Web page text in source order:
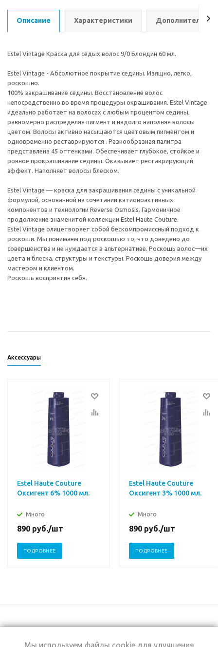
Описание Характеристики Дополнительно
Estel Vintage Краска для седых волос 9/0 Блондин 60 мл.
Estel Vintage - Абсолютное покрытие седины. Изящно, легко,
роскошно.
100% закрашивание седины. Восстановление волос
непосредственно во время процедуры окрашивания. Estel Vintage
идеально работает на волосах с любым процентом седины,
равномерно распределяя пигмент и надолго наполняя волосы
цветом. Волосы активно насыщаются цветовым пигментом и
одновременно реставрируются . Разнообразная палитра
представлена 45 оттенками. Обеспечивает глубокое, стойкое и
ровное прокрашивание седины. Оказывает реставрирующий
эффект. Наполняет волосы блеском.
Estel Vintage — краска для закрашивания седины с уникальной
формулой, основанной на сочетании катионоактивных
компонентов и технологии Reverse Osmosis. Гармоничное
продолжение знаменитой коллекции Estel Haute Couture.
Estel Vintage олицетворяет собой бескомпромиссный подход к
роскоши. Мы понимаем под роскошью то, что доведено до
совершенства и не нуждается в альтернативе. Роскошь волос—их
цвета и блеска, структуры и текстуры. Роскошь доверия между
мастером и клиентом.
Роскошь восприятия себя.
Аксессуары
Estel Haute Couture
Оксигент 6% 1000 мл.
Много
890 руб./шт
ПОДРОБНЕЕ
Estel Haute Couture
Оксигент 3% 1000 мл.
Много
890 руб./шт
ПОДРОБНЕЕ
Мы используем файлы cookie для улучшения